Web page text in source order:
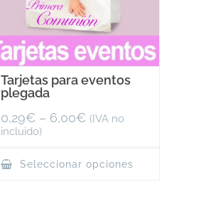
Tarjetas para eventos
plegada
0,29€ – 6,00€ (IVA no
incluido)
Seleccionar opciones